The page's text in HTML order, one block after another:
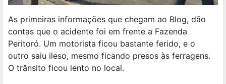
As primeiras informações que chegam ao Blog, dão
contas que o acidente foi em frente a Fazenda
Peritoró. Um motorista ficou bastante ferido, e o
outro saiu ileso, mesmo ficando presos às ferragens.
O trânsito ficou lento no local.